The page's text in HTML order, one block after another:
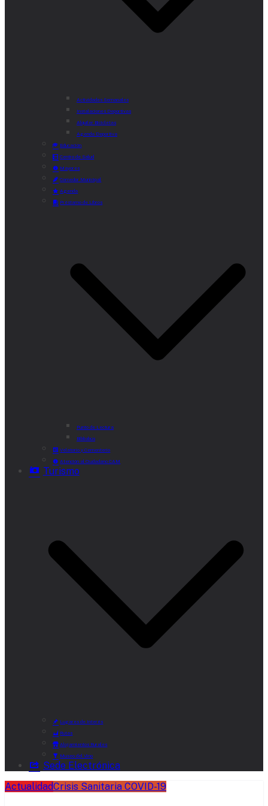
Actividades Semanales
Instalaciones Deportivas
Alquiler Bicicletas
Agenda Deportiva
Educación
Centro de Salud
Mayores
Comedor Municipal
Agenda
Préstamo de Libros
Punto de Lectura
Bibliobús
Velatorio y Cementerio
Atención al Ciudadano CAM
Turismo
Lugares de Interés
Rutas
Alojamientos Rurales
Museo del Vino
Sede Electrónica
ActualidadCrisis Sanitaria COVID-19